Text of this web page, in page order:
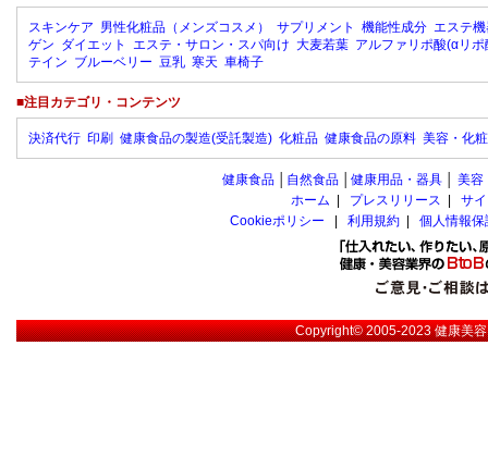
スキンケア 男性化粧品（メンズコスメ） サプリメント 機能性成分 エステ
ゲン ダイエット エステ・サロン・スパ向け 大麦若葉 アルファリポ酸(αリポ
テイン ブルーベリー 豆乳 寒天 車椅子
■注目カテゴリ・コンテンツ
決済代行 印刷 健康食品の製造(受託製造) 化粧品 健康食品の原料 美容・化
健康食品 自然食品 健康用品・器具 美容
ホーム
プレスリリース
サ
Cookieポリシー
利用規約 個人情報
Copyright© 2005-2023健康美